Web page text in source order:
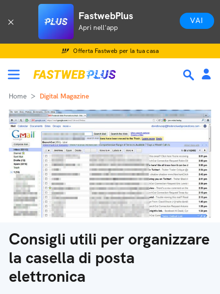
FastwebPlus
Apri nell'app
VAI
Offerta Fastweb per la tua casa
Home Digital Magazine
Consigli utili per organizzare
la casella di posta
elettronica